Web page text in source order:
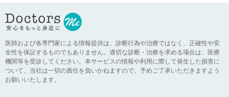
医師および各専門家による情報提供は、診断行為や治療ではなく、正確性や安
全性を保証するものでもありません。適切な診断・治療を求める場合は、医療
機関等を受診してください。本サービスの情報や利用に際して発生した損害に
ついて、当社は一切の責任を負いかねますので、予めご了承いただきますよう
お願いいたします。